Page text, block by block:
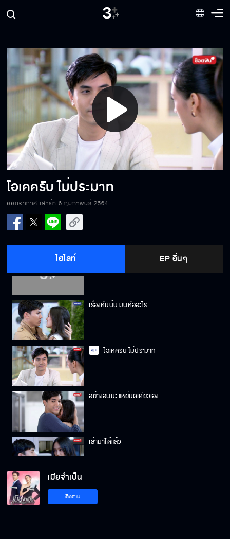
Play
Video
โอเคครับ ไม่ประมาท
ออกอากาศ เสาร์ที่ 6 กุมภาพันธ์ 2564
ไฮไลท์ EP อื่นๆ
นังงูพิษ…เลี้ยงไม่เชื่อง
ไม่เจียมกะลาหัว
น้องหยาดเป็นอะไรมากมั้ย
เรื่องคืนนั้น มันคืออะไร
โอเคครับ ไม่ประมาท
อย่างอนนะ แหย่นิดเดียวเอง
เล่ามาได้แล้ว
วันนี้ฉันยังไม่พร้อม
เมียจำเป็น
ติดตาม